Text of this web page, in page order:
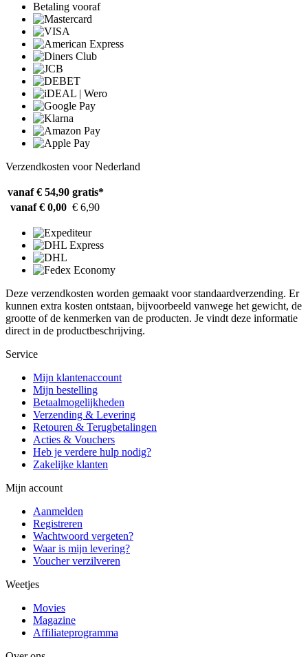
Betaling vooraf
Verzendkosten voor Nederland
vanaf € 54,90 gratis*
vanaf € 0,00 € 6,90
Deze verzendkosten worden gemaakt voor standaardverzending. Er
kunnen extra kosten ontstaan, bijvoorbeeld vanwege het gewicht, de
grootte of de kenmerken van de producten. Je vindt deze informatie
direct in de productbeschrijving.
Service
Mijn klantenaccount
Mijn bestelling
Betaalmogelijkheden
Verzending & Levering
Retouren & Terugbetalingen
Acties & Vouchers
Heb je verdere hulp nodig?
Zakelijke klanten
Mijn account
Aanmelden
Registreren
Wachtwoord vergeten?
Waar is mijn levering?
Voucher verzilveren
Weetjes
Movies
Magazine
Affiliateprogramma